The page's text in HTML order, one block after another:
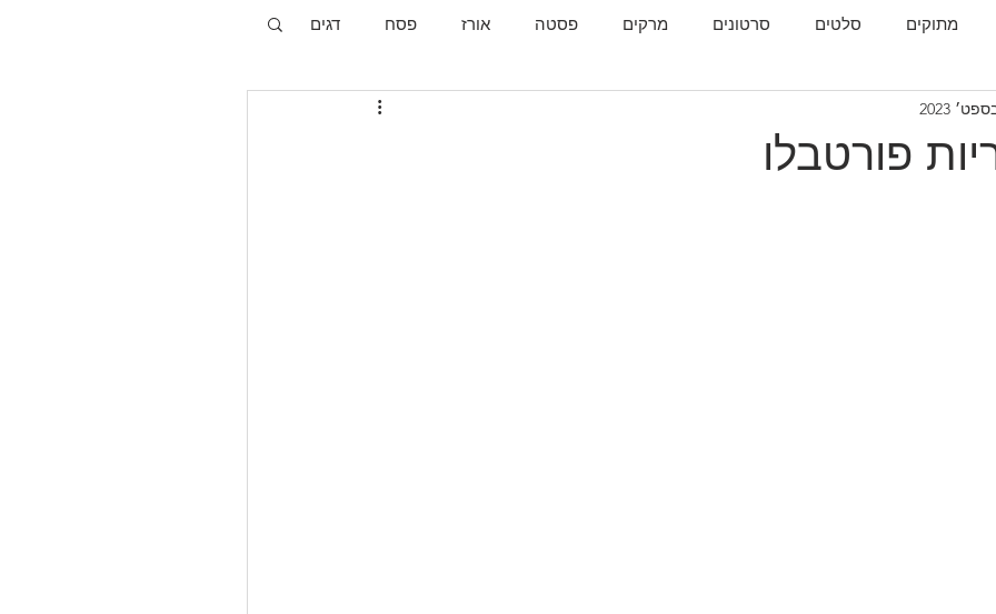
מתוקים סלטים סרטונים מרקים פסטה אורז פסח דגים
המטבח הגאורגי
פורטבלו